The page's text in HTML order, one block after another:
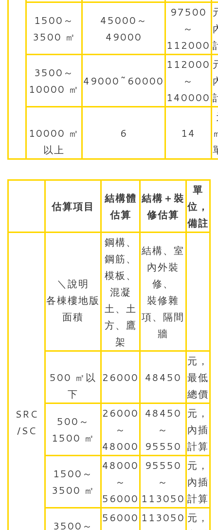
1500～
3500 ㎡
45000～
49000
97500
～
112000
3500～
10000 ㎡
49000~60000
112000
～
140000
10000 ㎡
以上
6 14
估算項目
結構體
估算
結構＋裝
修估算
單
位，
備註
SRC
/SC
＼說明
各棟樓地版
面積
鋼構、
鋼筋、
模板、
混凝
土、土
方、鷹
架
結構、室
內外裝
修、
裝修雜
項、隔間
牆
500 ㎡以
下
26000 48450
元，
最低
總價
500～
1500 ㎡
26000
～
48000
48450
～
95550
元，
內插
計算
1500～
3500 ㎡
48000
～
56000
95550
～
113050
元，
內插
計算
3500～
56000 113050 元，